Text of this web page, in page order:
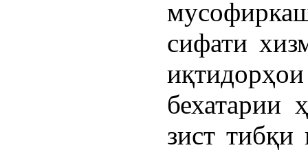
сифати
бехатарии
зист